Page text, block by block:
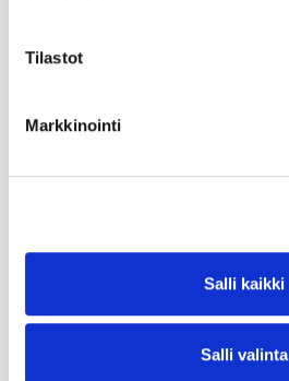
Tilastot
Markkinointi
Salli kaikki
Salli valinta